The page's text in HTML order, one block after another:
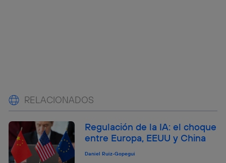
RELACIONADOS
Regulación de la IA: el choque
entre Europa, EEUU y China
Daniel Ruiz-Gopegui